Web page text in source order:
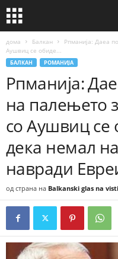
дома Балкан
Рпманија: Даеа
Аушвиц се обиде...
БАЛКАН РОМАНИЈА
Рпманија:
на палењето
со Аушвиц се
дека немал
навради
од страна на Balkanski glas na